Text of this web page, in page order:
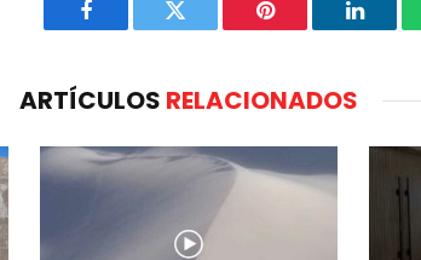
Facebook Twitter Pinterest
ARTÍCULOS RELACIONADOS